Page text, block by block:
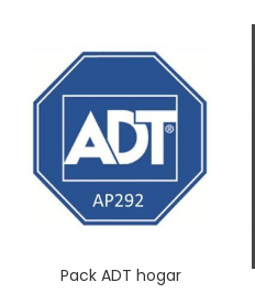
Pack ADT hogar